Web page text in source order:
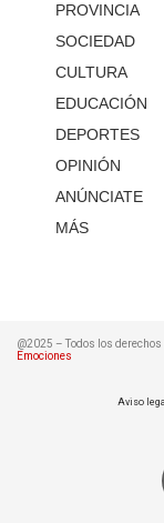
PROVINCIA
SOCIEDAD
CULTURA
EDUCACIÓN
DEPORTES
OPINIÓN
ANÚNCIATE
MÁS
@2025 – Todos los
Emociones
Aviso legal